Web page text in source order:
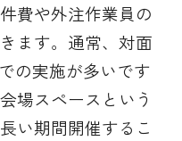
費や外注作業員の
ます。通常、対面
の実施が多いです
場スペースという
い期間開催するこ